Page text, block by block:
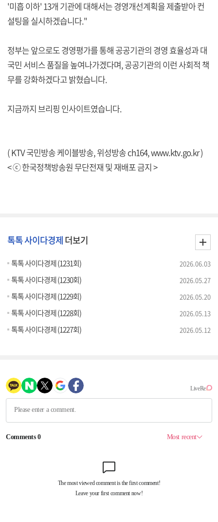
'미흡 이하' 13개 기관에 대해서는 경영개선계획을 제출받아 컨
설팅을 실시하겠습니다."
정부는 앞으로도 경영평가를 통해 공공기관의 경영 효율성과 대
국민 서비스 품질을 높여나가겠다며, 공공기관의 이런 사회적 책
무를 강화하겠다고 밝혔습니다.
지금까지 브리핑 인사이트였습니다.
( KTV 국민방송 케이블방송, 위성방송 ch164,www.ktv.go.kr)
< ⓒ 한국정책방송원 무단전재 및 재배포 금지 >
톡톡 사이다경제더보기
톡톡 사이다경제 (1231회) 2026.06.03
톡톡 사이다경제 (1230회) 2026.05.27
톡톡 사이다경제 (1229회) 2026.05.20
톡톡 사이다경제 (1228회) 2026.05.13
톡톡 사이다경제 (1227회) 2026.05.12